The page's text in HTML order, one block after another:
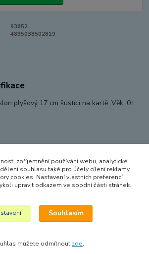
93652
4895038502819
plyšový 17 cm šustící na kartě. Věk: 0+
kategoriích
zpříjemnění používání webu, analytické
souhlasu také pro účely cílení reklamy
cookies. Nastavení vlastních preferencí
upravit odkazem ve spodní části stránek.
Souhlasím
můžete odmítnout zde.